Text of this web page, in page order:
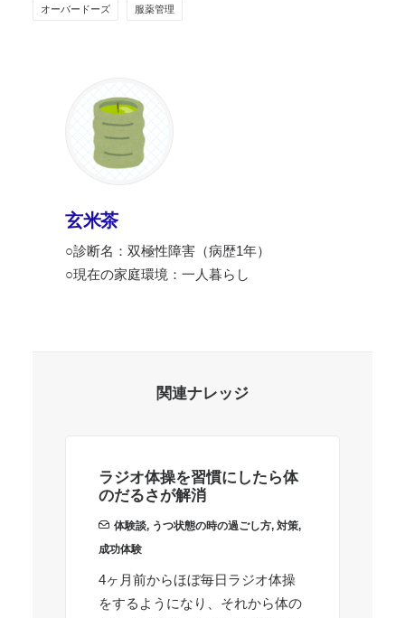
オーバードーズ 服薬管理
玄米茶
○診断名：双極性障害（病歴1年）
○現在の家庭環境：一人暮らし
関連ナレッジ
ラジオ体操を習慣にしたら体
のだるさが解消
体験談, うつ状態の時の過ごし方, 対策,
成功体験
4ヶ月前からほぼ毎日ラジオ体操
をするようになり、それから体の